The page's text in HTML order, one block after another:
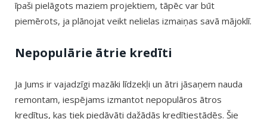
īpaši pielāgots maziem projektiem, tāpēc var būt
piemērots, ja plānojat veikt nelielas izmaiņas savā mājoklī.
Nepopulārie ātrie kredīti
Ja Jums ir vajadzīgi mazāki līdzekļi un ātri jāsaņem nauda
remontam, iespējams izmantot nepopulāros ātros
kredītus, kas tiek piedāvāti dažādās kredītiestādēs. Šie